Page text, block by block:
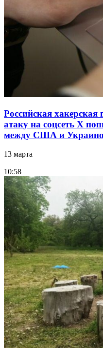
Российская хакерская
атаку на соцсеть Х
между США и
13 марта
10:58